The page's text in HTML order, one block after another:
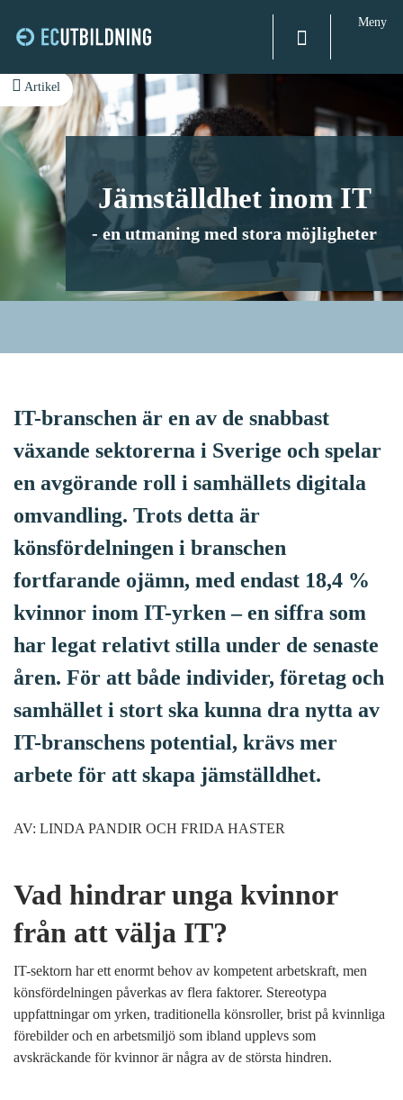
o
p
p
n
Huvudnavigation
Meny
Artikel
Jämställdhet inom IT
- en utmaning med storamöjligheter
IT-branschen är en av de snabbast
växande sektorerna i Sverige och spelar
en avgörande roll i samhällets digitala
omvandling. Trots detta är
könsfördelningen i branschen
fortfarande ojämn, med endast 18,4 %
kvinnor inom IT-yrken – en siffra som
har legat relativt stilla under de senaste
åren. För att både individer, företag och
samhället i stort ska kunna dra nytta av
IT-branschens potential, krävs mer
arbete för att skapa jämställdhet.
AV: LINDA PANDIR OCH FRIDA HASTER
Vad hindrar unga kvinnor
från att välja IT?
IT-sektorn har ett enormt behov av kompetent arbetskraft, men
könsfördelningen påverkas av flera faktorer. Stereotypa
uppfattningar om yrken, traditionella könsroller, brist på kvinnliga
förebilder och en arbetsmiljö som ibland upplevs som
avskräckande för kvinnor är några av de största hindren.